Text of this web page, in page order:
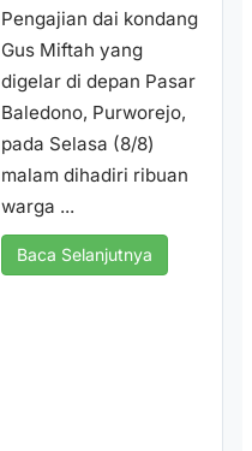
Pengajian dai kondang
Gus Miftah yang
digelar di depan Pasar
Baledono, Purworejo,
pada Selasa (8/8)
malam dihadiri ribuan
warga ...
Baca Selanjutnya